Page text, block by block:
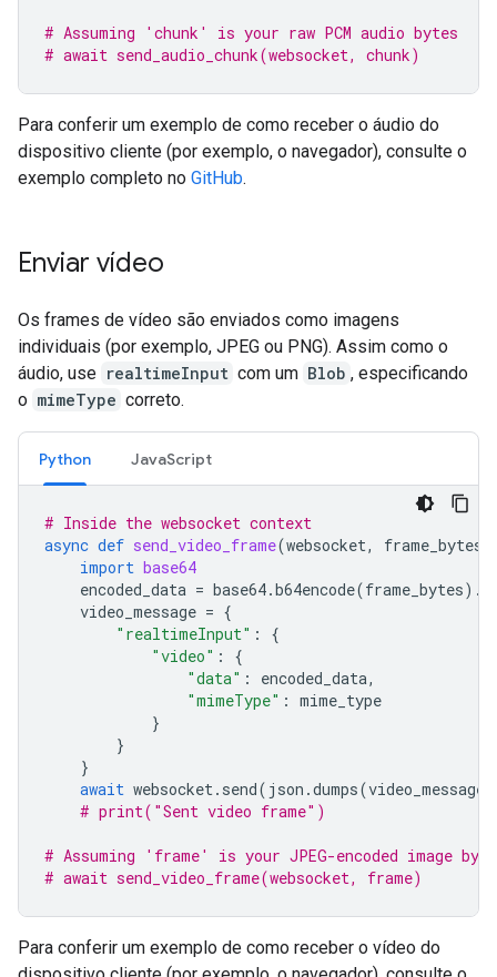
# Assuming 'chunk' is your raw PCM audio bytes
# await send_audio_chunk(websocket, chunk)
Para conferir um exemplo de como receber o áudio do
dispositivo cliente (por exemplo, o navegador), consulte o
exemplo completo no GitHub.
Enviar vídeo
Os frames de vídeo são enviados como imagens
individuais (por exemplo, JPEG ou PNG). Assim como o
áudio, use realtimeInput com um Blob , especificando
o mimeType correto.
Python JavaScript
# Inside the websocket context
async def send_video_frame(websocket, frame_bytes
import base64
encoded_data = base64.b64encode(frame_bytes) .
video_message = {
"realtimeInput" :
{
"video" :
{
"data" : encoded_data,
"mimeType" : mime_type
}
}
}
await websocket. send( json .dumps(video_message
# print("Sent video frame")
# Assuming 'frame' is your JPEG-encoded image
# await send_video_frame(websocket, frame)
Para conferir um exemplo de como receber o vídeo do